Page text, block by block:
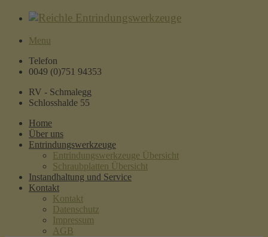
Menu
Telefon
0049 (0)751 94353
RV - Schmalegg
Schlosshalde 55
Home
Über uns
Entrindungswerkzeuge
Entrindungswerkzeuge Übersicht
Schraubplatten Übersicht
Instandhaltung und Service
Kontakt
Kontakt
Datenschutz
Impressum
AGB